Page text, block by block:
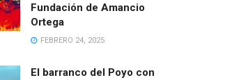
Fundación de Amancio
Ortega
FEBRERO 24, 2025
El barranco del Poyo con